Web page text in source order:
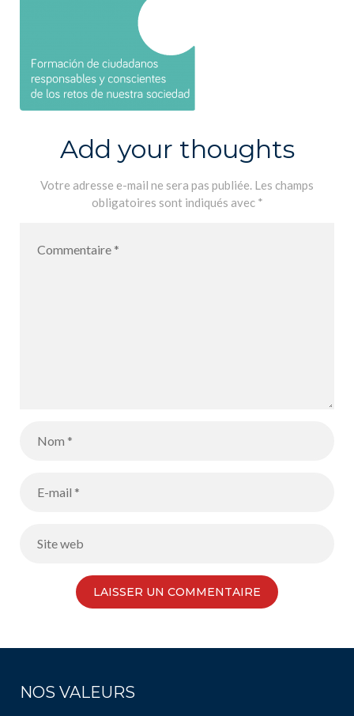
Add your thoughts
Votre adresse e-mail ne sera pas publiée. Les champs
obligatoires sont indiqués avec *
NOS VALEURS